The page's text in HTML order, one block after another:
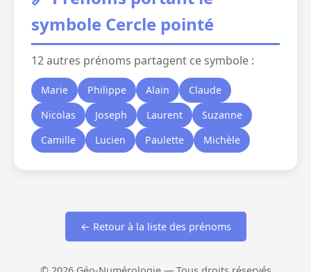
symbole Cercle pointé
12 autres prénoms partagent ce symbole :
Marie Philippe Alain
Claude
Nicolas
Joseph Laurent
Suzanne
Camille
Lucien Paulette Michèle
← Retour à la liste des prénoms